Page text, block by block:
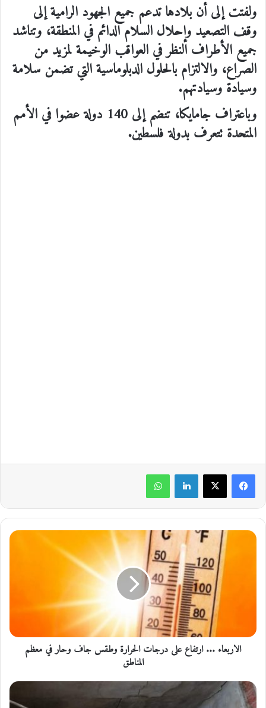
ولفتت إلى أن بلادها تدعم جميع الجهود الرامية إلى
وقف التصعيد وإحلال السلام الدائم في المنطقة، وتناشد
جميع الأطراف النظر في العواقب الوخيمة لمزيد من
الصراع، والالتزام بالحلول الدبلوماسية التي تضمن سلامة
وسيادة وسيادتهم.
وباعتراف جامايكا، تنضم إلى 140 دولة عضوا في الأمم
المتحدة تتعرف بدولة فلسطين.
ا
.
ر
ت
الاربعاء ... ارتفاع على درجات الحرارة وطقس جاف وحار في معظم
المناطق
ا
ل